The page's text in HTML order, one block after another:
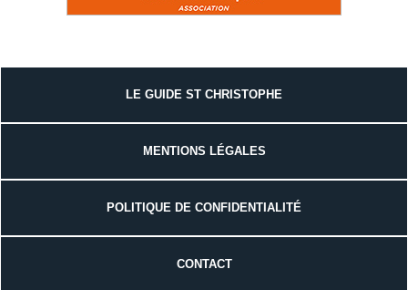
LE GUIDE ST CHRISTOPHE
MENTIONS LÉGALES
POLITIQUE DE CONFIDENTIALITÉ
CONTACT